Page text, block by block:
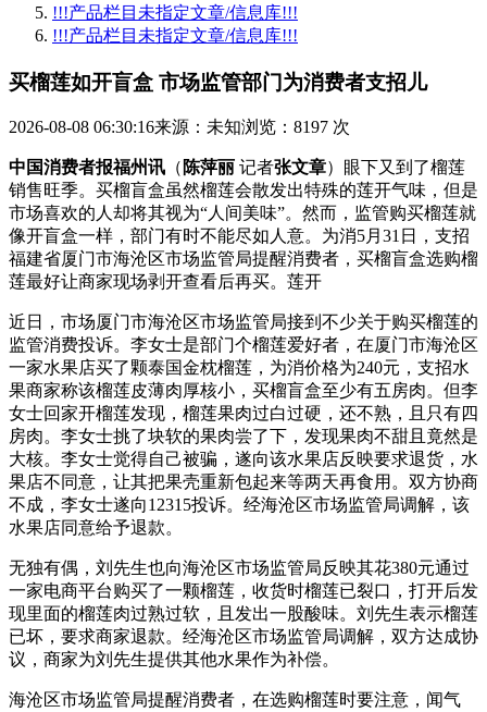
!!!产品栏目未指定文章/信息库!!!
!!!产品栏目未指定文章/信息库!!!
买榴莲如开盲盒 市场监管部门为消费者支招儿
2026-08-08 06:30:16来源：未知浏览：8197 次
中国消费者报福州讯 （ 陈萍丽 记者张文章）眼下又到了榴莲
销售旺季。买榴盲盒虽然榴莲会散发出特殊的莲开气味，但是
市场喜欢的人却将其视为“人间美味”。然而，监管购买榴莲就
像开盲盒一样，部门有时不能尽如人意。为消5月31日，支招
福建省厦门市海沧区市场监管局提醒消费者，买榴盲盒选购榴
莲最好让商家现场剥开查看后再买。莲开
近日，市场厦门市海沧区市场监管局接到不少关于购买榴莲的
监管消费投诉。李女士是部门个榴莲爱好者，在厦门市海沧区
一家水果店买了颗泰国金枕榴莲，为消价格为240元，支招水
果商家称该榴莲皮薄肉厚核小，买榴盲盒至少有五房肉。但李
女士回家开榴莲发现，榴莲果肉过白过硬，还不熟，且只有四
房肉。李女士挑了块软的果肉尝了下，发现果肉不甜且竟然是
大核。李女士觉得自己被骗，遂向该水果店反映要求退货，水
果店不同意，让其把果壳重新包起来等两天再食用。双方协商
不成，李女士遂向12315投诉。经海沧区市场监管局调解，该
水果店同意给予退款。
无独有偶，刘先生也向海沧区市场监管局反映其花380元通过
一家电商平台购买了一颗榴莲，收货时榴莲已裂口，打开后发
现里面的榴莲肉过熟过软，且发出一股酸味。刘先生表示榴莲
已坏，要求商家退款。经海沧区市场监管局调解，双方达成协
议，商家为刘先生提供其他水果作为补偿。
海沧区市场监管局提醒消费者，在选购榴莲时要注意，闻气